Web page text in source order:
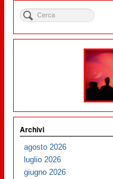
Archivi
agosto 2026
luglio 2026
giugno 2026